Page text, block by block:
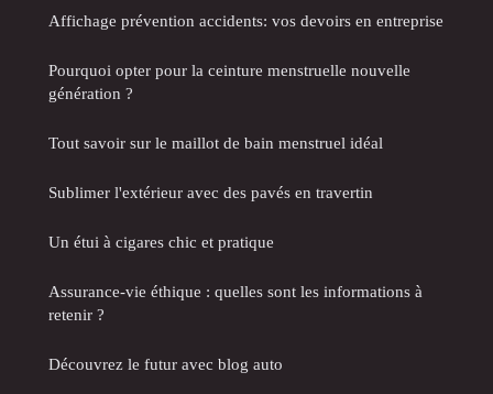
Affichage prévention accidents: vos devoirs en entreprise
Pourquoi opter pour la ceinture menstruelle nouvelle
génération ?
Tout savoir sur le maillot de bain menstruel idéal
Sublimer l'extérieur avec des pavés en travertin
Un étui à cigares chic et pratique
Assurance-vie éthique : quelles sont les informations à
retenir ?
Découvrez le futur avec blog auto